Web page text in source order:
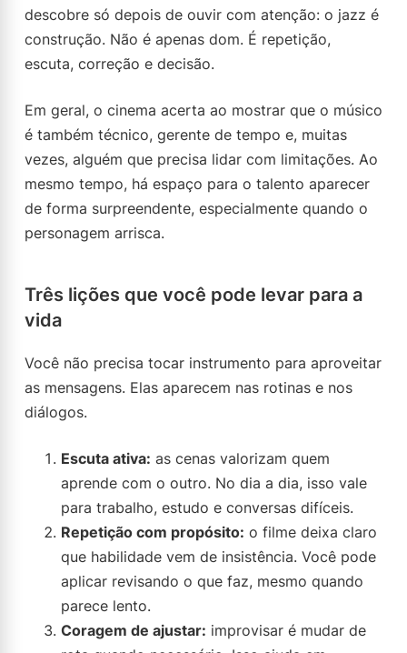
descobre só depois de ouvir com atenção: o jazz é
construção. Não é apenas dom. É repetição,
escuta, correção e decisão.
Em geral, o cinema acerta ao mostrar que o músico
é também técnico, gerente de tempo e, muitas
vezes, alguém que precisa lidar com limitações. Ao
mesmo tempo, há espaço para o talento aparecer
de forma surpreendente, especialmente quando o
personagem arrisca.
Três lições que você pode levar para a
vida
Você não precisa tocar instrumento para aproveitar
as mensagens. Elas aparecem nas rotinas e nos
diálogos.
Escuta ativa: as cenas valorizam quem
aprende com o outro. No dia a dia, isso vale
para trabalho, estudo e conversas difíceis.
Repetição com propósito: o filme deixa claro
que habilidade vem de insistência. Você pode
aplicar revisando o que faz, mesmo quando
parece lento.
Coragem de ajustar: improvisar é mudar de